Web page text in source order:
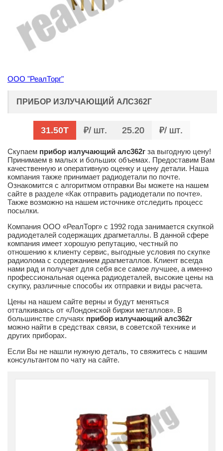
ООО "РеалТорг"
ПРИБОР ИЗЛУЧАЮЩИЙ АЛС362Г
31.50Т / шт 25.20 / шт
Скупаем прибор излучающий алс362г за выгодную цену!
Принимаем в малых и больших объемах. Предоставим Вам
качественную и оперативную оценку и цену детали. Наша
компания также принимает радиодетали по почте.
Ознакомится с алгоритмом отправки Вы можете на нашем
сайте в разделе «Как отправить радиодетали по почте».
Также возможно на нашем источнике отследить процесс
посылки.
Компания ООО «РеалТорг» с 1992 года занимается скупкой
радиодеталей содержащих драгметаллы. В данной сфере
компания имеет хорошую репутацию, честный по
отношению к клиенту сервис, выгодные условия по скупке
радиолома с содержанием драгметаллов. Клиент всегда
нами рад и получает для себя все самое лучшее, а именно
профессиональная оценка радиодеталей, высокие цены на
скупку, различные способы их отправки и виды расчета.
Цены на нашем сайте верны и будут меняться
отталкиваясь от «Лондонской биржи металлов». В
большинстве случаях прибор излучающий алс362г
можно найти в средствах связи, в советской технике и
других приборах.
Если Вы не нашли нужную деталь, то свяжитесь с нашим
консультантом по чату на сайте.